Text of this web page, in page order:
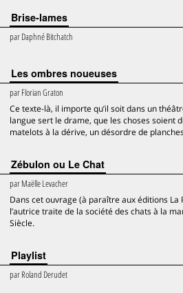
Brise-lames
parDaphné Bitchatch
Les ombres noueuses
parFlorian Graton
Ce texte-là, il importe qu’il soit dans un
langue sert le drame, que les choses soient
matelots à la dérive, un désordre de
Zébulon ou Le Chat
parMaëlle Levacher
Dans cet ouvrage (à paraître aux éditions La
l’autrice traite de la société des chats à la
Siècle.
Playlist
parRoland Derudet